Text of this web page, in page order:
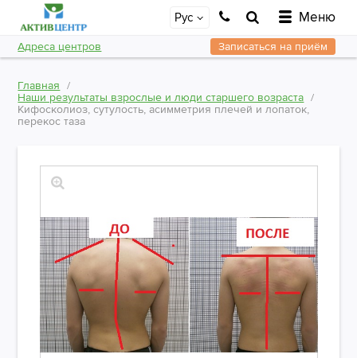
Рус Меню
Адреса центров Записаться на приём
Главная
Наши результаты взрослые и люди старшего возраста
Кифосколиоз, сутулость, асимметрия плечей и лопаток,
перекос таза